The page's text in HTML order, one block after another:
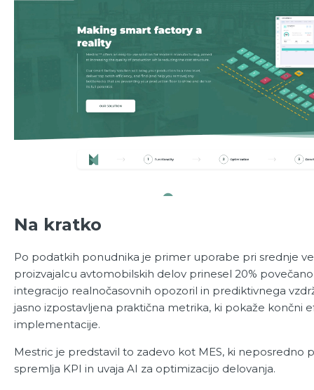
Na kratko
Po podatkih ponudnika je primer uporabe pri srednje
proizvajalcu avtomobilskih delov prinesel 20%
integracijo realnočasovnih opozoril in prediktivnega
jasno izpostavljena praktična metrika, ki pokaže končni
implementacije.
Mestric je predstavil to zadevo kot MES, ki neposredno
spremlja KPI in uvaja AI za optimizacijo delovanja.